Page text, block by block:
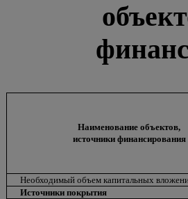
Наименование объектов,
источники финансирования
Необходимый объем капитальных
Источники покрытия